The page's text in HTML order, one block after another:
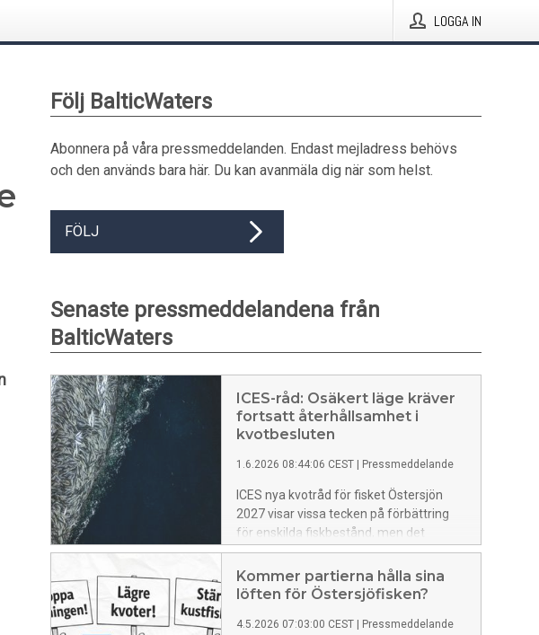
LOGGA IN
Följ BalticWaters
Abonnera på våra pressmeddelanden. Endast mejladress behövs
och den används bara här. Du kan avanmäla dig när som helst.
FÖLJ
Senaste pressmeddelandena från
BalticWaters
ICES-råd: Osäkert läge kräver
fortsatt återhållsamhet i
kvotbesluten
1.6.2026 08:44:06 CEST Pressmeddelande
ICES nya kvotråd för fisket Östersjön
2027 visar vissa tecken på förbättring
för enskilda fiskbestånd, men det
samlade läget är fortsatt osäkert.
BalticWaters menar att osäkerheten
måste mötas med återhållsamhet och
bygga upp hållbara och robusta
Kommer partierna hålla sina
löften för Östersjöfisken?
4.5.2026 07:03:00 CEST Pressmeddelande